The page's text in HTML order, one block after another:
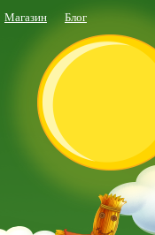
Магазин Блог